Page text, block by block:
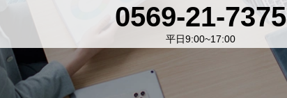
0569-21-7375
平日9:00~17:00